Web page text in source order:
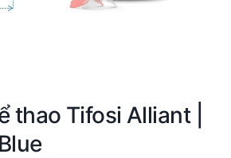
thao Tifosi Alliant |